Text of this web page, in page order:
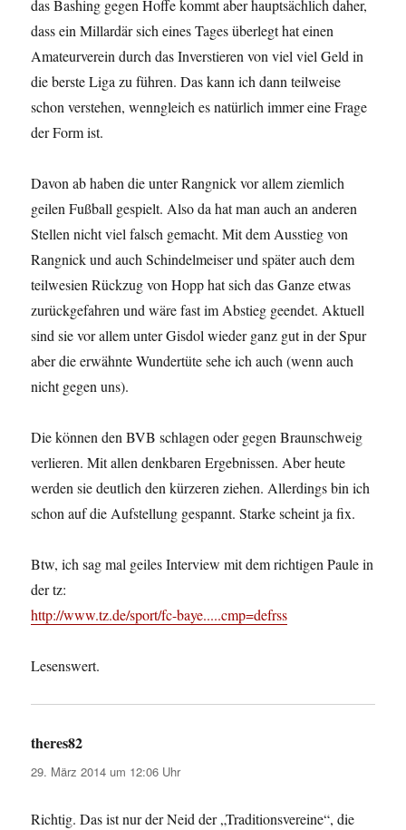
das Bashing gegen Hoffe kommt aber hauptsächlich daher,
dass ein Millardär sich eines Tages überlegt hat einen
Amateurverein durch das Inverstieren von viel viel Geld in
die berste Liga zu führen. Das kann ich dann teilweise
schon verstehen, wenngleich es natürlich immer eine Frage
der Form ist.
Davon ab haben die unter Rangnick vor allem ziemlich
geilen Fußball gespielt. Also da hat man auch an anderen
Stellen nicht viel falsch gemacht. Mit dem Ausstieg von
Rangnick und auch Schindelmeiser und später auch dem
teilwesien Rückzug von Hopp hat sich das Ganze etwas
zurückgefahren und wäre fast im Abstieg geendet. Aktuell
sind sie vor allem unter Gisdol wieder ganz gut in der Spur
aber die erwähnte Wundertüte sehe ich auch (wenn auch
nicht gegen uns).
Die können den BVB schlagen oder gegen Braunschweig
verlieren. Mit allen denkbaren Ergebnissen. Aber heute
werden sie deutlich den kürzeren ziehen. Allerdings bin ich
schon auf die Aufstellung gespannt. Starke scheint ja fix.
Btw, ich sag mal geiles Interview mit dem richtigen Paule in
der tz:
http://www.tz.de/sport/fc-baye.....cmp=defrss
Lesenswert.
theres82
29. März 2014 um 12:06 Uhr
Richtig. Das ist nur der Neid der „Traditionsvereine“, die